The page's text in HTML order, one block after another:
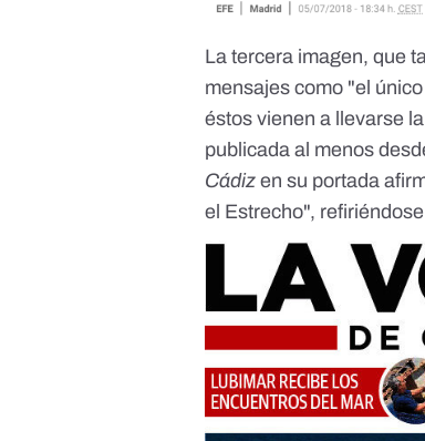
La tercera imagen, que
mensajes como "el
éstos vienen a llevarse
publicada al menos
Cádiz en su portada
el Estrecho",